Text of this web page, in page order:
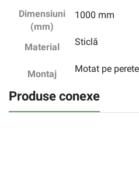
Dimensiuni
(mm)
1000 mm
Material Sticlă
Montaj Motat pe perete
Produse conexe